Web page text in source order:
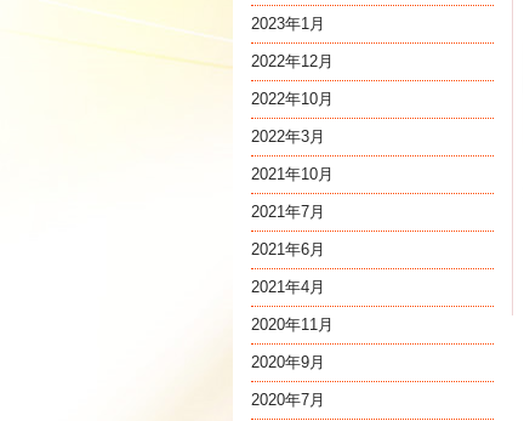
2023年1月
2022年12月
2022年10月
2022年3月
2021年10月
2021年7月
2021年6月
2021年4月
2020年11月
2020年9月
2020年7月